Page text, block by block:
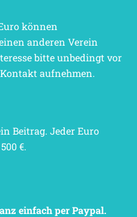
können
anderen Verein
bitte unbedingt vor
aufnehmen.
Beitrag. Jeder Euro
€.
einfach per Paypal.